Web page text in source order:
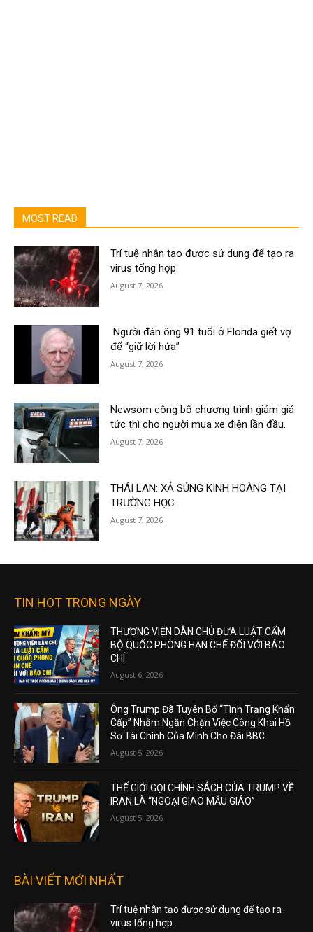
MOST READ
Trí tuệ nhân tạo được sử dụng để tạo ra
virus tổng hợp.
August 7, 2026
Người đàn ông 91 tuổi ở Florida giết vợ
để “giữ lời hứa”
August 7, 2026
Newsom công bố chương trình giảm giá
tức thì cho người mua xe điện lần đầu.
August 7, 2026
THÁI LAN: XẢ SÚNG KINH HOÀNG TẠI
TRƯỜNG HỌC
August 7, 2026
TIN HOT TRONG NGÀY
THƯỢNG VIỆN DÂN CHỦ ĐƯA LUẬT CẤM
BỘ QUỐC PHÒNG HẠN CHẾ ĐỐI VỚI BÁO
CHÍ
August 6, 2026
Ông Trump Đã Tuyên Bố “Tình Trạng Khẩn
Cấp” Nhằm Ngăn Chặn Việc Công Khai Hồ
Sơ Tài Chính Của Mình Cho Đài BBC
August 5, 2026
THẾ GIỚI GỌI CHÍNH SÁCH CỦA TRUMP VỀ
IRAN LÀ “NGOẠI GIAO MẪU GIÁO”
August 5, 2026
BÀI VIẾT MỚI NHẤT
Trí tuệ nhân tạo được sử dụng để tạo ra
virus tổng hợp.